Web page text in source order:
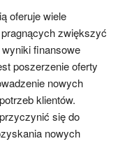
oferuje wiele
zwiększyć
finansowe
poszerzenie oferty
nowych
klientów.
się do
nowych